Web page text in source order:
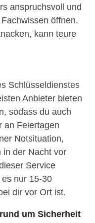
anspruchsvoll und
öffnen.
kann teure
Schlüsseldienstes
Anbieter bieten
sodass du auch
an Feiertagen
Notsituation,
in der Nacht vor
Service
nur 15-30
dir vor Ort ist.
um Sicherheit